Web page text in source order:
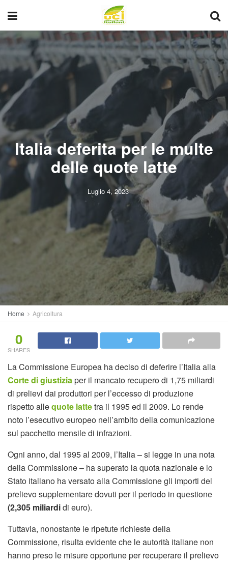
Italia deferita per le multe
delle quote latte
Luglio 4, 2023
Home Agricoltura
0
SHARES
La Commissione Europea ha deciso di deferire l’Italia alla
Corte di giustiziaper il mancato recupero di 1,75 miliardi
di prelievi dai produttori per l’eccesso di produzione
rispetto allequote lattetra il 1995 ed il 2009. Lo rende
noto l’esecutivo europeo nell’ambito della comunicazione
sul pacchetto mensile di infrazioni.
Ogni anno, dal 1995 al 2009, l’Italia – si legge in una nota
della Commissione – ha superato la quota nazionale e lo
Stato italiano ha versato alla Commissione gli importi del
prelievo supplementare dovuti per il periodo in questione
(2,305 miliardidi euro).
Tuttavia, nonostante le ripetute richieste della
Commissione, risulta evidente che le autorità italiane non
hanno preso le misure opportune per recuperare il prelievo